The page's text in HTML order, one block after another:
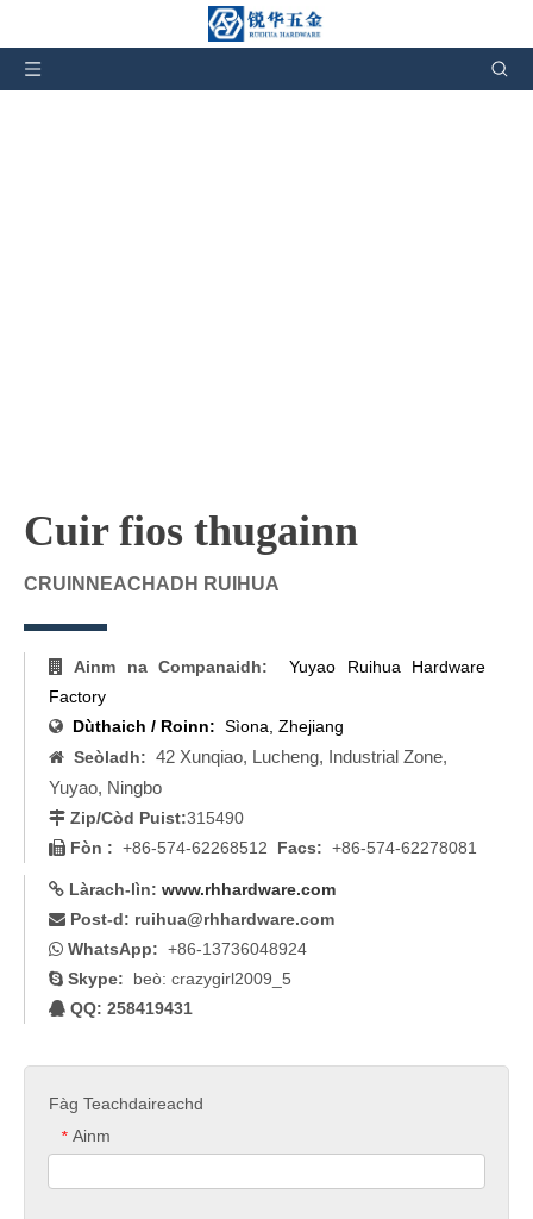
Dhachaigh » Cuir fios thugainn
Cuir fios thugainn
CRUINNEACHADH RUIHUA
 Ainm na Companaidh:
Yuyao Ruihua Hardware
Factory
 Dùthaich / Roinn: Sìona, Zhejiang
 Seòladh: 42 Xunqiao, Lucheng, Industrial Zone,
Yuyao, Ningbo
 Zip/Còd Puist:315490
 Fòn : +86-574-62268512 Facs: +86-574-62278081
 Làrach-lìn: www.rhhardware.com
 Post-d: ruihua@rhhardware.com
 WhatsApp: +86-13736048924
 Skype: beò: crazygirl2009_5
 QQ: 258419431
Fàg Teachdaireachd
* Ainm